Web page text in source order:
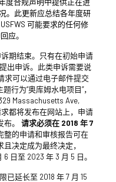
。此更新应总结各年度研
可能要求的任何修
应。
期结束。只有在初始申请
出申诉。此类申诉需要说
求可以通过电子邮件提交
题行为“奥库姆水电项目”，
Massachusetts Ave,
都将发布在网站上，申请
。 请求必须在 2018 年 7
整的申请和审核报告可在
决定成为最终决定，
日至 2023 年 3 月 5 日。
已延长至 2018 年 7 月 15